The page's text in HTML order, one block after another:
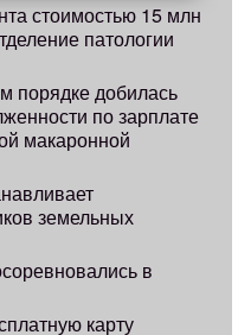
стоимостью 15 млн
патологии
порядке добилась
по зарплате
макаронной
земельных
в
карту